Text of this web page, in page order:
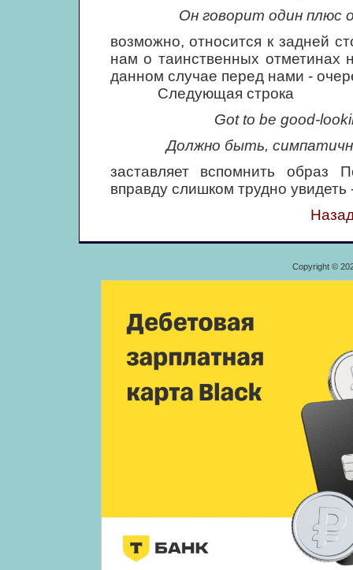
Он говорит один плюс
возможно, относится к задней
нам о таинственных отметинах
данном случае перед нами -
Следующая строка
Got to be good-
Должно быть,
заставляет вспомнить образ
вправду слишком трудно
Copyright ©